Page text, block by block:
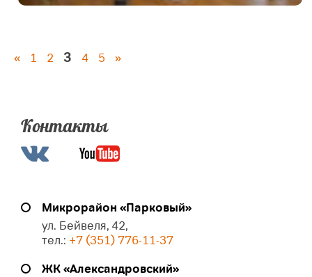
« 1 2 3 4 5 »
Контакты
Микрорайон «Парковый»
ул. Бейвеля, 42,
тел.: +7 (351) 776-11-37
ЖК «Александровский»